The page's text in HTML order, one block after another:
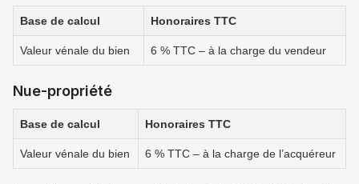
Base de calcul Honoraires TTC
Valeur vénale du bien 6 % TTC – à la charge du vendeur
Nue-propriété
Base de calcul Honoraires TTC
Valeur vénale du bien 6 % TTC – à la charge de l’acquéreur